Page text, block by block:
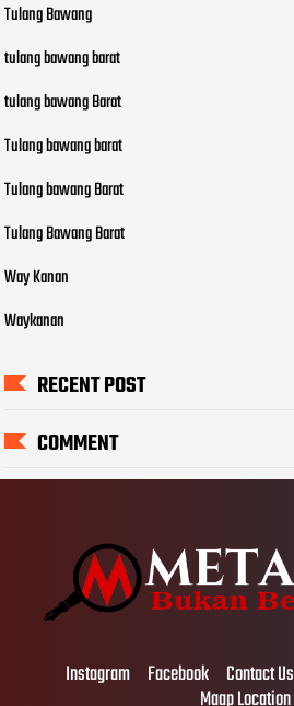
Tulang Bawang
tulang bawang barat
tulang bawang Barat
Tulang bawang barat
Tulang bawang Barat
Tulang Bawang Barat
Way Kanan
Waykanan
RECENT POST
COMMENT
Instagram Facebook Contact Us